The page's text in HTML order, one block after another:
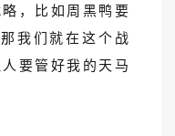
，比如周黑鸭要
我们就在这个战
要管好我的天马